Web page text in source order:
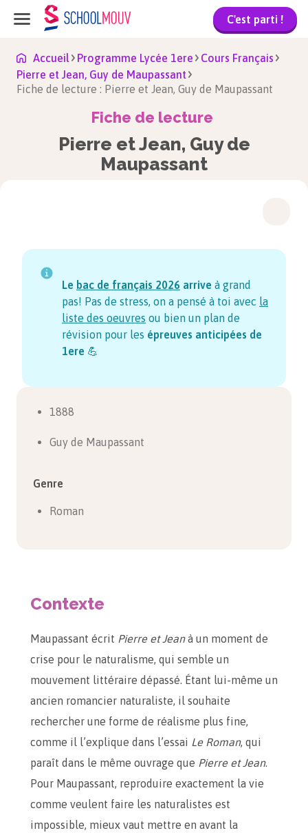
C'est parti !
Accueil Programme Lycée 1ere
Cours Français
Pierre et Jean, Guy de Maupassant
Fiche de lecture : Pierre et Jean, Guy de Maupassant
Fiche de lecture
Pierre et Jean, Guy de
Maupassant
Le bac de français 2026 arrive à grand
pas! Pas de stress, on a pensé à toi avec la
liste des oeuvres ou bien un plan de
révision pour les épreuves anticipées de
1ere 💪
1888
Guy de Maupassant
Genre
Roman
Contexte
Maupassant écrit Pierre et Jeanà un moment de
crise pour le naturalisme, qui semble un
mouvement littéraire dépassé. Étant lui-même un
ancien romancier naturaliste, il souhaite
rechercher une forme de réalisme plus fine,
comme il l’explique dans l’essai Le Roman, qui
paraît dans le même ouvrage que Pierre et Jean.
Pour Maupassant, reproduire exactement la vie
comme veulent faire les naturalistes est
impossible, mieux vaut mettre en avant la